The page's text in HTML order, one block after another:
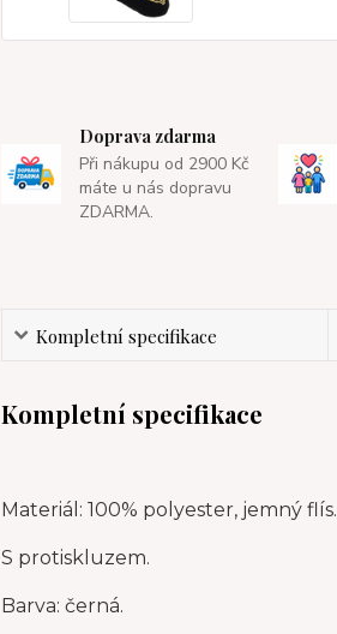
Doprava zdarma
Při nákupu od 2900 Kč
máte u nás dopravu
ZDARMA.
Kompletní specifikace
Kompletní specifikace
Materiál: 100% polyester, jemný flís.
S protiskluzem.
Barva: černá.